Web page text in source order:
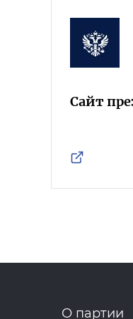
Сайт
О партии